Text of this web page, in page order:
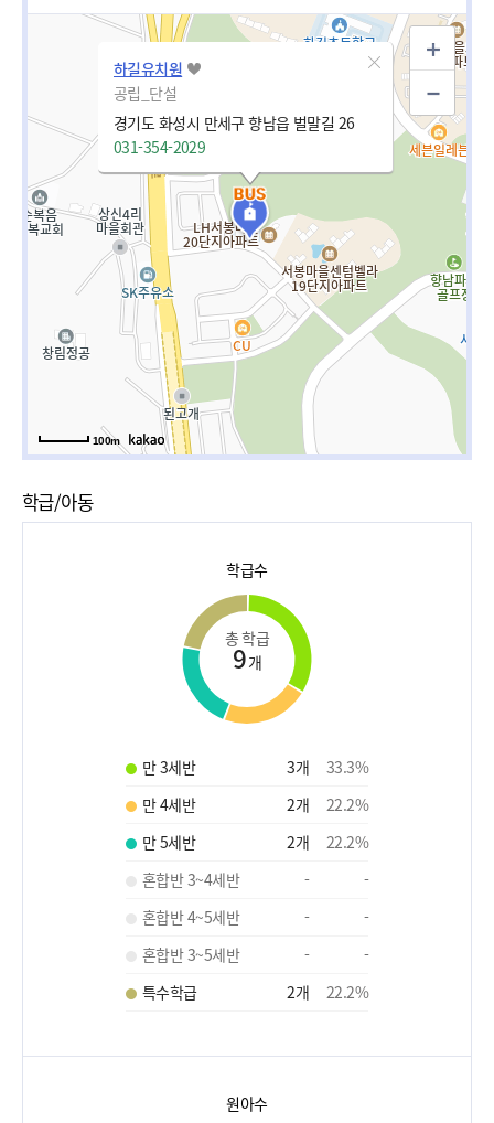
하길유치원
공립_단설
경기도 화성시 만세구 향남읍 벌말길 26
031-354-2029
100m
학급/아동
학급수
총 학급
9개
만 3세반 3개 33.3%
만 4세반
2개 22.2%
만 5세반
2개 22.2%
혼합반 3~4세반
-
-
혼합반 4~5세반
-
-
혼합반 3~5세반
-
-
특수학급
2개 22.2%
원아수